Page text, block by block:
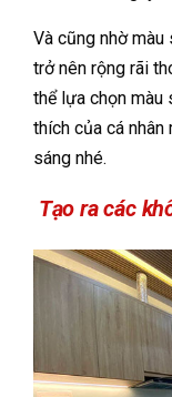
Và cũng nhờ màu
trở nên rộng rãi
thể lựa chọn màu
thích của cá nhân
sáng nhé.
Tạo ra các